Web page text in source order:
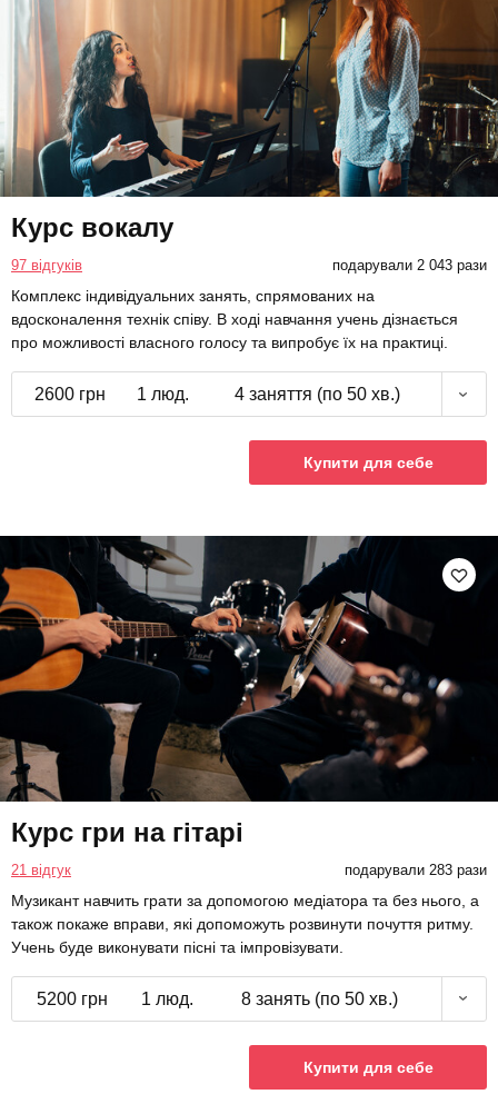
Курс вокалу
97 відгуків подарували 2 043 рази
Комплекс індивідуальних занять, спрямованих на
вдосконалення технік співу. В ході навчання учень дізнається
про можливості власного голосу та випробує їх на практиці.
2600 грн 1 люд. 4 заняття (по 50 хв.)
Купити для себе
Курс гри на гітарі
21 відгук подарували 283 рази
Музикант навчить грати за допомогою медіатора та без нього, а
також покаже вправи, які допоможуть розвинути почуття ритму.
Учень буде виконувати пісні та імпровізувати.
5200 грн 1 люд. 8 занять (по 50 хв.)
Купити для себе